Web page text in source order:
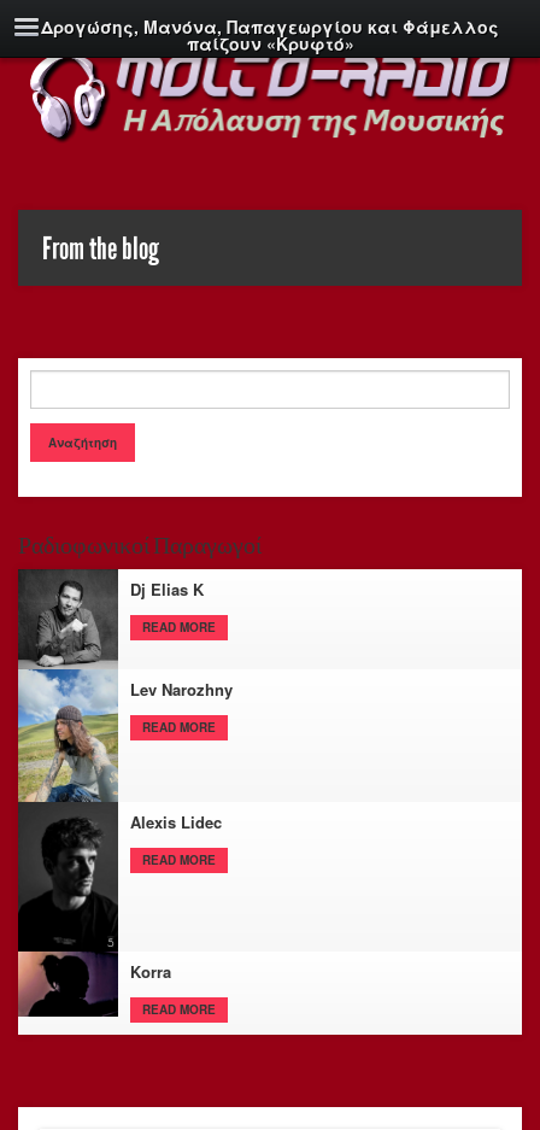
Δρογώσης, Μανόνα, Παπαγεωργίου και Φάμελλος
παίζουν «Κρυφτό»
From the blog
Ραδιοφωνικοί Παραγωγοί
Dj Elias K
READ MORE
Lev Narozhny
READ MORE
Alexis Lidec
READ MORE
Korra
READ MORE